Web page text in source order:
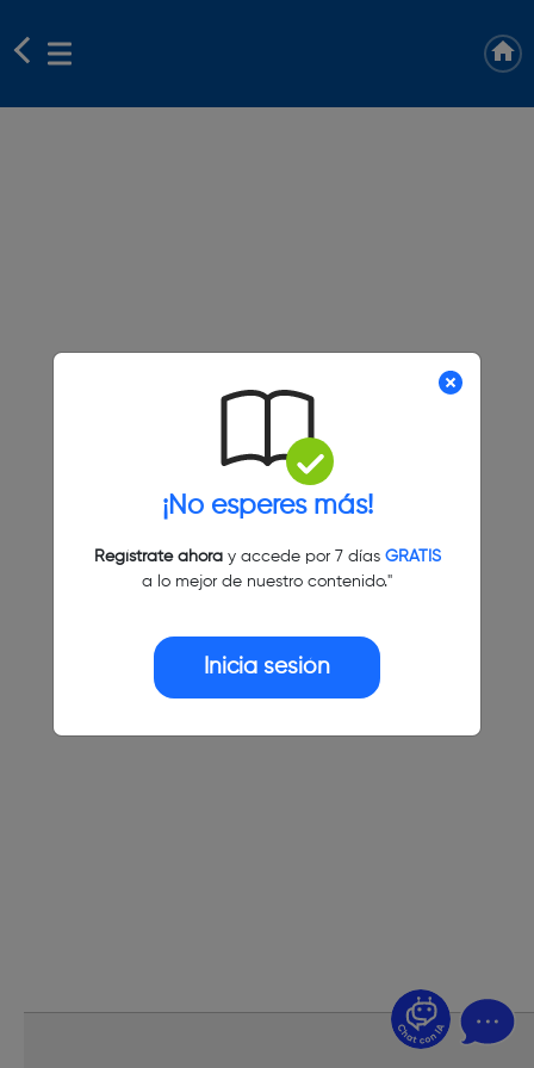
¡No esperes más!
Regístrate ahoray accede por 7 días GRATIS
a lo mejor de nuestro contenido."
Inicia sesión